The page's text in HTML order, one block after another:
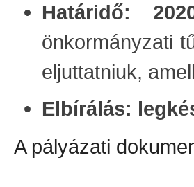
Határidő:
önkormányzati
eljuttatniuk,
Elbírálás:
A pályázati